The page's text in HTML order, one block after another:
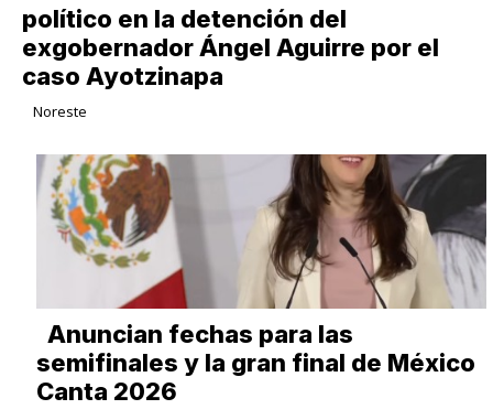
político en la detención del
exgobernador Ángel Aguirre por el
caso Ayotzinapa
Noreste
Anuncian fechas para las
semifinales y la gran final de México
Canta 2026